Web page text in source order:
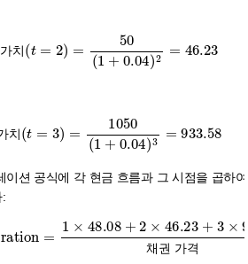
가치 (t=2 = 50(1+0.04) 2=46.23
치
치(t =3)= 1050(1+0.04 )3 =933.58
이션 공식에 각 현금 흐름과 그 시점을 곱하
채 권 가 격
=1×48.08+2×46.23+3×
=48.08+92.46+2800.741027.89=
2941.281027.89≈2.86년